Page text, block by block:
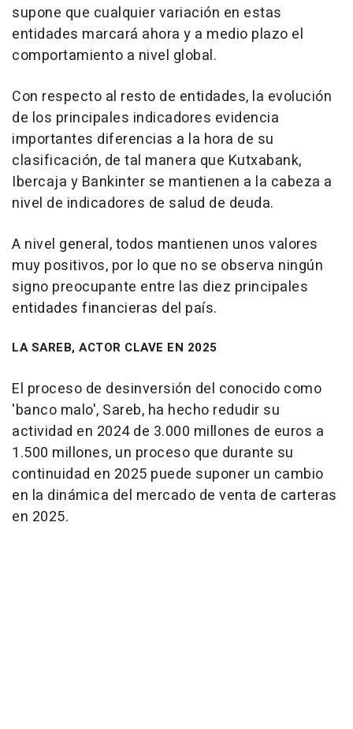
supone que cualquier variación en estas
entidades marcará ahora y a medio plazo el
comportamiento a nivel global.
Con respecto al resto de entidades, la evolución
de los principales indicadores evidencia
importantes diferencias a la hora de su
clasificación, de tal manera que Kutxabank,
Ibercaja y Bankinter se mantienen a la cabeza a
nivel de indicadores de salud de deuda.
A nivel general, todos mantienen unos valores
muy positivos, por lo que no se observa ningún
signo preocupante entre las diez principales
entidades financieras del país.
LA SAREB, ACTOR CLAVE EN 2025
El proceso de desinversión del conocido como
'banco malo', Sareb, ha hecho redudir su
actividad en 2024 de 3.000 millones de euros a
1.500 millones, un proceso que durante su
continuidad en 2025 puede suponer un cambio
en la dinámica del mercado de venta de carteras
en 2025.